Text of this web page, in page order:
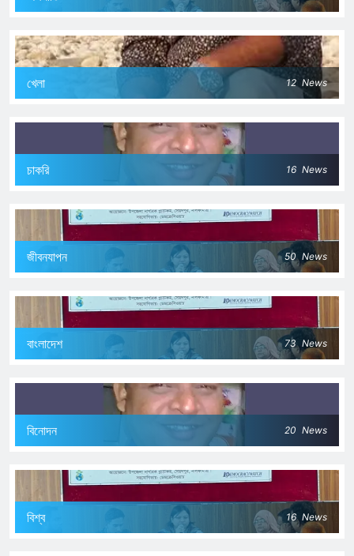
খেলা 12 News
চাকরি 16 News
জীবনযাপন 50 News
বাংলাদেশ 73 News
বিনোদন 20 News
বিশ্ব 16 News